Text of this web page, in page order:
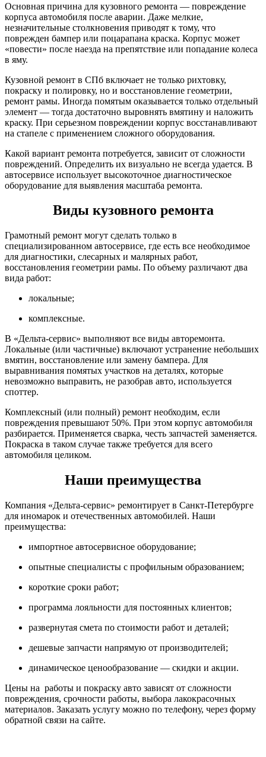
Основная причина для кузовного ремонта — повреждение
корпуса автомобиля после аварии. Даже мелкие,
незначительные столкновения приводят к тому, что
поврежден бампер или поцарапана краска. Корпус может
«повести» после наезда на препятствие или попадание колеса
в яму.
Кузовной ремонт в СПб включает не только рихтовку,
покраску и полировку, но и восстановление геометрии,
ремонт рамы. Иногда помятым оказывается только отдельный
элемент — тогда достаточно выровнять вмятину и наложить
краску. При серьезном повреждении корпус восстанавливают
на стапеле с применением сложного оборудования.
Какой вариант ремонта потребуется, зависит от сложности
повреждений. Определить их визуально не всегда удается. В
автосервисе использует высокоточное диагностическое
оборудование для выявления масштаба ремонта.
Виды кузовного ремонта
Грамотный ремонт могут сделать только в
специализированном автосервисе, где есть все необходимое
для диагностики, слесарных и малярных работ,
восстановления геометрии рамы. По объему различают два
вида работ:
локальные;
комплексные.
В «Дельта-сервис» выполняют все виды авторемонта.
Локальные (или частичные) включают устранение небольших
вмятин, восстановление или замену бампера. Для
выравнивания помятых участков на деталях, которые
невозможно выправить, не разобрав авто, используется
споттер.
Комплексный (или полный) ремонт необходим, если
повреждения превышают 50%. При этом корпус автомобиля
разбирается. Применяется сварка, честь запчастей заменяется.
Покраска в таком случае также требуется для всего
автомобиля целиком.
Наши преимущества
Компания «Дельта-сервис» ремонтирует в Санкт-Петербурге
для иномарок и отечественных автомобилей. Наши
преимущества:
импортное автосервисное оборудование;
опытные специалисты с профильным образованием;
короткие сроки работ;
программа лояльности для постоянных клиентов;
развернутая смета по стоимости работ и деталей;
дешевые запчасти напрямую от производителей;
динамическое ценообразование — скидки и акции.
Цены на работы и покраску авто зависят от сложности
повреждения, срочности работы, выбора лакокрасочных
материалов. Заказать услугу можно по телефону, через форму
обратной связи на сайте.